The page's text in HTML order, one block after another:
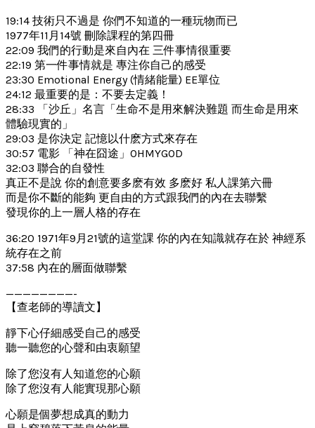
19:14 技術只不過是 你們不知道的一種玩物而已
1977年11月14號 刪除課程的第四冊
22:09 我們的行動是來自內在 三件事情很重要
22:19 第一件事情就是 專注你自己的感受
23:30 Emotional Energy (情緒能量) EE單位
24:12 最重要的是：不要去定義！
28:33 「沙丘」名言「生命不是用來解決難題 而生命是用來
體驗現實的」
29:03 是你決定 記憶以什麽方式來存在
30:57 電影 「神在囧途」OHMYGOD
32:03 聯合的自發性
真正不是說 你的創意要多麽有效 多麽好 私人課第六冊
而是你不斷的能夠 更自由的方式跟我們的內在去聯繫
發現你的上一層人格的存在
36:20 1971年9月21號的這堂課 你的內在知識就存在於 神經系
統存在之前
37:58 內在的層面做聯繫
————————-
【查老師的導讀文】
靜下心仔細感受自己的感受
聽一聽您的心聲和由衷願望
除了您沒有人知道您的心願
除了您沒有人能實現那心願
心願是個夢想成真的動力